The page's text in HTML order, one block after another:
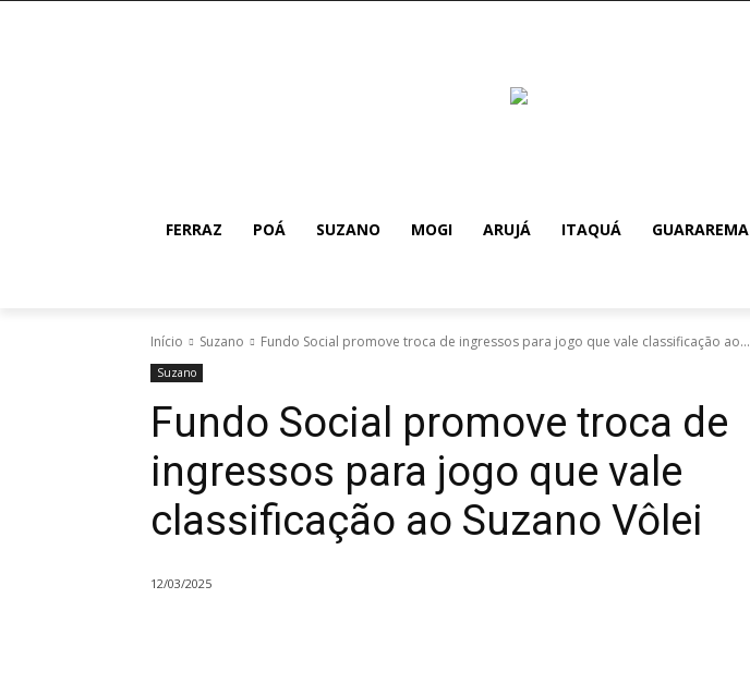
FERRAZ POÁ SUZANO MOGI ARUJÁ ITAQUÁ GUARAREMA
Início Suzano Fundo Social promove troca de ingressos para jogo que vale classificação ao...
Suzano
Fundo Social promove troca de
ingressos para jogo que vale
classificação ao Suzano Vôlei
12/03/2025